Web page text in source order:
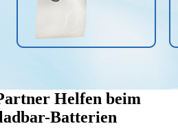
Helfen beim
Batterien